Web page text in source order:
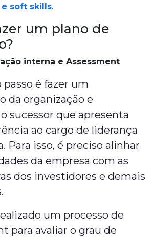
e soft skills.
um plano de
interna e Assessment
é fazer um
da organização e
sucessor que apresenta
ao cargo de liderança
Para isso, é preciso alinhar
da empresa com as
dos investidores e demais
um processo de
para avaliar o grau de